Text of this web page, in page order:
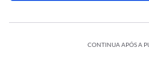
CONTINUA APÓS A